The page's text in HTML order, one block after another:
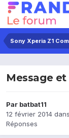
Message
Par batbat11
12 février 2014 dans
Réponses